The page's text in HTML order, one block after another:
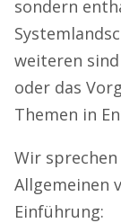
sondern
weiteren
oder das
Themen in
Wir
Allgemeinen
Einführung: